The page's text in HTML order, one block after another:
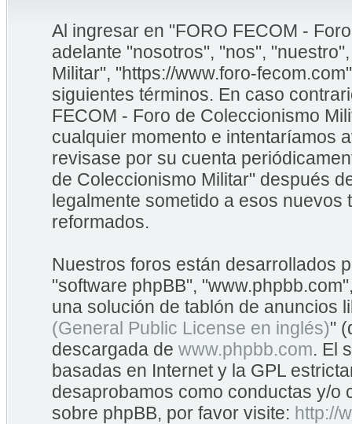
Al ingresar en "FORO FECOM -
adelante "nosotros", "nos",
Militar", "https://www.foro-
siguientes términos. En caso
FECOM - Foro de Coleccionismo
cualquier momento e intentaríamos
revisase por su cuenta
de Coleccionismo Militar" después
legalmente sometido a esos
reformados.
Nuestros foros están desarrollados
"software phpBB",
una solución de tablón de anuncios
(General Public License en inglés)"
descargada de www.phpbb.com. El
basadas en Internet y la GPL
desaprobamos como conductas y/o
sobre phpBB, por favor visite: http://